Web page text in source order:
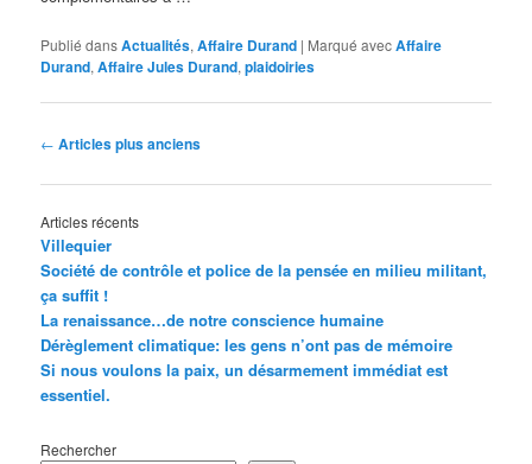
Publié dansActualités,Affaire Durand | Marqué avecAffaire
Durand,Affaire Jules Durand,plaidoiries
Navigation
articles
← Articles plus anciens
Articles récents
Villequier
Société de contrôle et police de la pensée en milieu militant,
ça suffit !
La renaissance…de notre conscience humaine
Dérèglement climatique: les gens n’ont pas de mémoire
Si nous voulons la paix, un désarmement immédiat est
essentiel.
Rechercher